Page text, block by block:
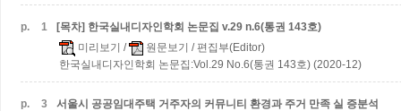
p. 1
[목차] 한국실내디자인학회 논문집 v.29 n.6(통권 143호)
미리보기 / 원문보기 / 편집부(Editor)
한국실내디자인학회 논문집:Vol.29 No.6(통권 143호) (2020-12)
p. 3
서울시 공공임대주택 거주자의 커뮤니티 환경과 주거 만족 실 증분석